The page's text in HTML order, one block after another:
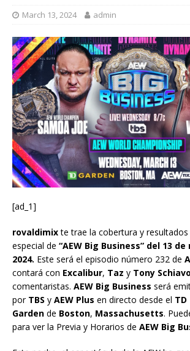
March 13, 2024 admin
[ad_1]
rovaldimixte trae la cobertura y
especial de “AEW Big Business” del 13
2024. Este será el episodio número 232 de
contará con Excalibur, Taz y Tony
comentaristas. AEW Big Business será
por TBS y AEW Plus en directo desde el TD
Garden de Boston, Massachusetts.
para ver la Previa y Horarios de AEW Big